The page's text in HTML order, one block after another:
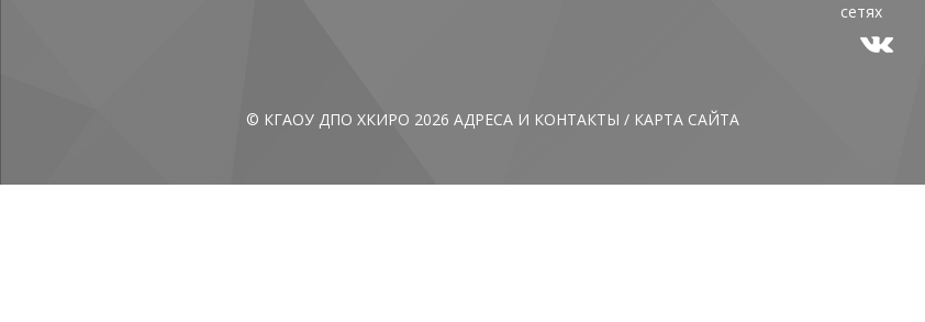
сетях
© КГАОУ ДПО ХКИРО 2026 АДРЕСА И КОНТАКТЫ / КАРТА САЙТА